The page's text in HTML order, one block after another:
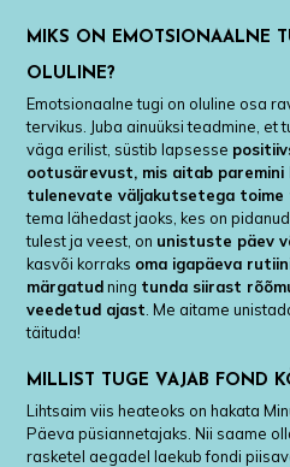
MIKS ON EMOTSIONAALNE
OLULINE?
Emotsionaalne tugi on oluline osa
tervikus. Juba ainuüksi teadmine, et
väga erilist, süstib lapsesse
ootusärevust, mis aitab paremini
tulenevate väljakutsetega toime
tema lähedast jaoks, kes on
tulest ja veest, on unistuste päev
kasvõi korraks oma igapäeva
märgatudning tunda siirast
veedetud ajast . Me aitame
täituda!
MILLIST TUGE VAJAB FOND
Lihtsaim viis heateoks on hakata
Päeva püsiannetajaks. Nii saame
rasketel aegadel laekub fondi